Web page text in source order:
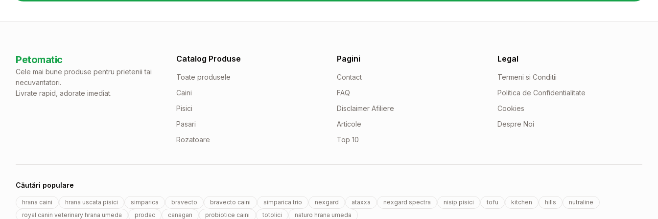
Petomatic
Cele mai bune produse pentru prietenii tai
necuvantatori.
Livrate rapid, adorate imediat.
Catalog Produse
Toate produsele
Caini
Pisici
Pasari
Rozatoare
Pagini
Contact
FAQ
Disclaimer Afiliere
Articole
Top 10
Legal
Termeni si Conditii
Politica de Confidentialitate
Cookies
Despre Noi
Căutări populare
hrana caini hrana uscata pisici simparica bravecto bravecto caini simparica trio nexgard ataxxa nexgard spectra nisip pisici tofu kitchen hills
nutraline
royal canin veterinary hrana umeda
prodac canagan probiotice caini totolici naturo hrana umeda